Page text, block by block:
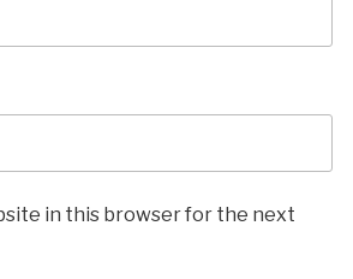
in this browser for the next